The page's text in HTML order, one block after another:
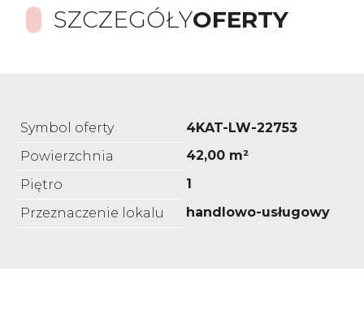
SZCZEGÓŁYOFERTY
Symbol oferty
4KAT-LW-22753
Powierzchnia
42,00 m²
Piętro
1
Przeznaczenie lokalu
handlowo-usługowy